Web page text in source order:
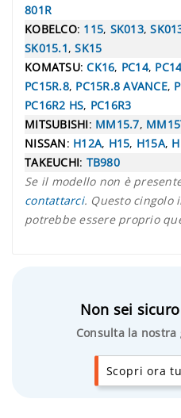
801R
KOBELCO: 115, SK013,
SK015.1,SK15
KOMATSU:CK16, PC14,
PC15R.8, PC15R.8 AVANCE,
PC16R2 HS, PC16R3
MITSUBISHI: MM15.7,
NISSAN: H12A, H15, H15A,
TAKEUCHI: TB980
Se il modello non è
contattarci. Questo cingolo
potrebbe essere proprio
Non sei
Consulta la
Scopri ora